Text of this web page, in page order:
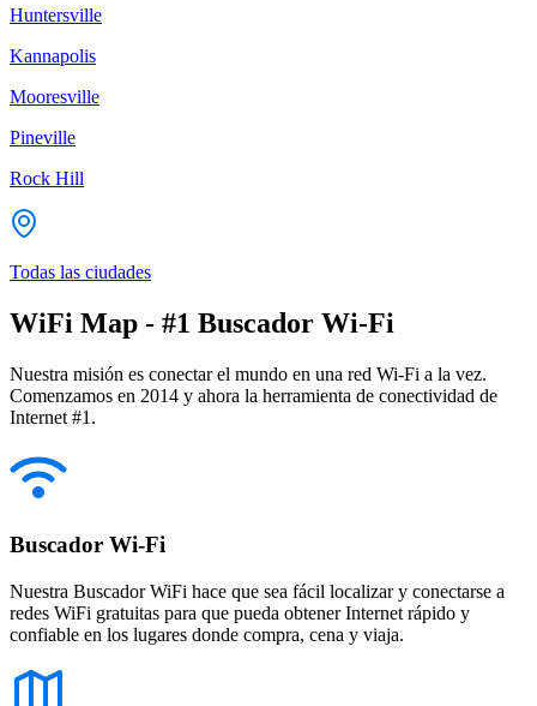
Huntersville
Kannapolis
Mooresville
Pineville
Rock Hill
Todas las ciudades
WiFi Map - #1 Buscador Wi-Fi
Nuestra misión es conectar el mundo en una red Wi-Fi a la vez.
Comenzamos en 2014 y ahora la herramienta de conectividad de
Internet #1.
Buscador Wi-Fi
Nuestra Buscador WiFi hace que sea fácil localizar y conectarse a
redes WiFi gratuitas para que pueda obtener Internet rápido y
confiable en los lugares donde compra, cena y viaja.